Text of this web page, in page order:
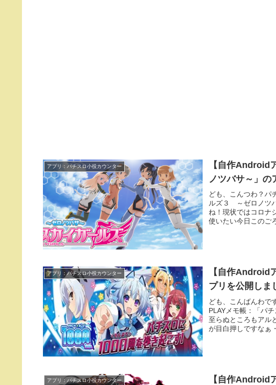
アプリ：パチスロ小役カウンター
【自作Android
ノツバサ～」の
ども、こんつわ？パ
ルズ３ ～ゼロノツ
ね！現状ではコロナ
使いたい今日このご
アプリ：パチスロ小役カウンター
【自作Android
プリを公開しま
ども、こんばんわで
PLAYメモ帳：「パ
至らぬところもアル
が目白押しですなぁ
アプリ：パチスロ小役カウンター
【自作Android